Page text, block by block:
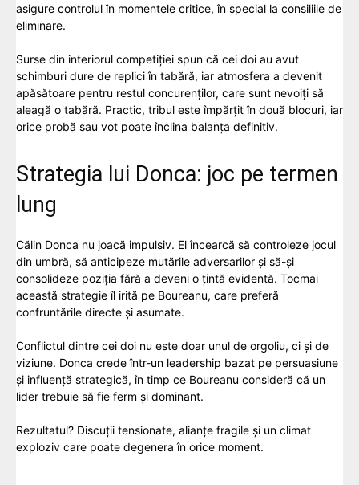
asigure controlul în momentele critice, în special la consiliile de
eliminare.
Surse din interiorul competiției spun că cei doi au avut
schimburi dure de replici în tabără, iar atmosfera a devenit
apăsătoare pentru restul concurenților, care sunt nevoiți să
aleagă o tabără. Practic, tribul este împărțit în două blocuri, iar
orice probă sau vot poate înclina balanța definitiv.
Strategia lui Donca: joc pe termen
lung
Călin Donca nu joacă impulsiv. El încearcă să controleze jocul
din umbră, să anticipeze mutările adversarilor și să-și
consolideze poziția fără a deveni o țintă evidentă. Tocmai
această strategie îl irită pe Boureanu, care preferă
confruntările directe și asumate.
Conflictul dintre cei doi nu este doar unul de orgoliu, ci și de
viziune. Donca crede într-un leadership bazat pe persuasiune
și influență strategică, în timp ce Boureanu consideră că un
lider trebuie să fie ferm și dominant.
Rezultatul? Discuții tensionate, alianțe fragile și un climat
exploziv care poate degenera în orice moment.